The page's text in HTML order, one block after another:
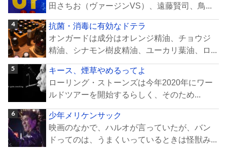
田さちお（ヴァージンVS）、遠藤賢司、鳥...
抗菌・消毒に有効なドテラ
オンガードは成分はオレンジ精油、チョウジ
精油、シナモン樹皮精油、ユーカリ葉油、ロ...
キース、煙草やめるってよ
ローリング・ストーンズは今年2020年にワー
ルドツアーを開始するらしく、そのため...
少年メリケンサック
映画のなかで、ハルオが言っていたが、バン
ドってのは、うまくいっているときは怪獣み...